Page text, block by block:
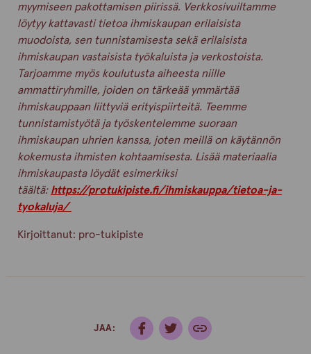
myymiseen pakottamisen piirissä. Verkkosivuiltamme
löytyy kattavasti tietoa ihmiskaupan erilaisista
muodoista, sen tunnistamisesta sekä erilaisista
ihmiskaupan vastaisista työkaluista ja verkostoista.
Tarjoamme myös koulutusta aiheesta niille
ammattiryhmille, joiden on tärkeää ymmärtää
ihmiskauppaan liittyviä erityispiirteitä. Teemme
tunnistamistyötä ja työskentelemme suoraan
ihmiskaupan uhrien kanssa, joten meillä on käytännön
kokemusta ihmisten kohtaamisesta. Lisää materiaalia
ihmiskaupasta löydät esimerkiksi
täältä: https://protukipiste.fi/ihmiskauppa/tietoa-ja-
tyokaluja/
Kirjoittanut: pro-tukipiste
JAA: